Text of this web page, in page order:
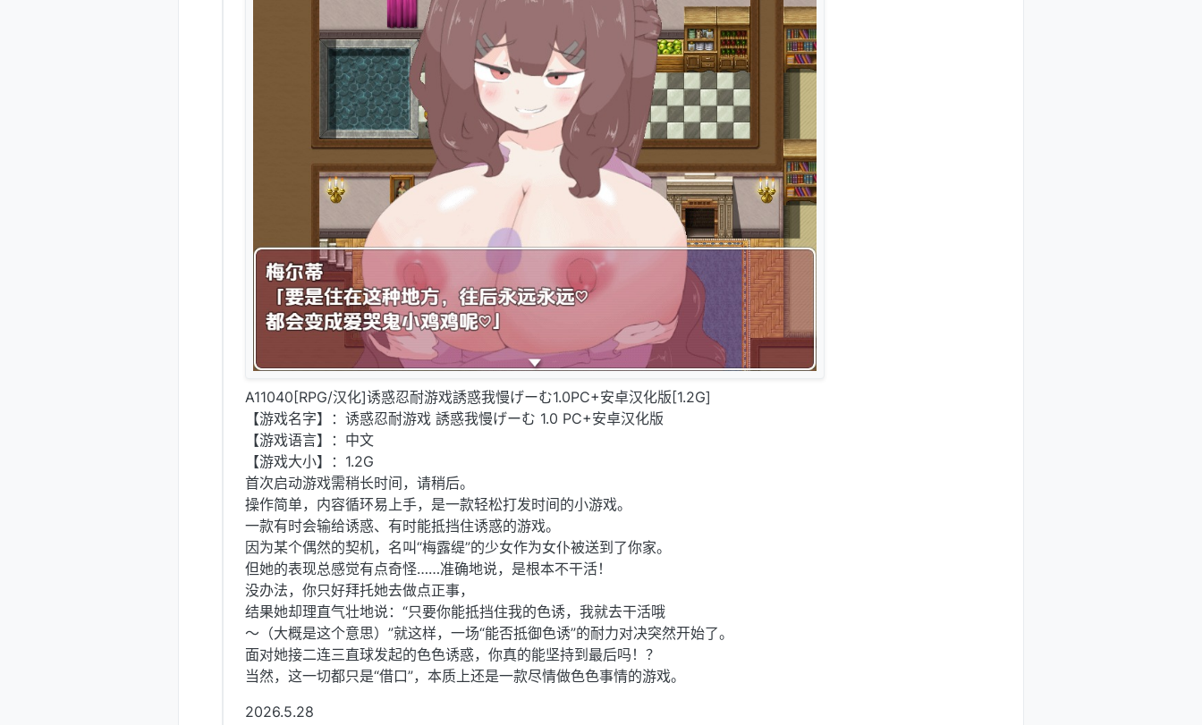
A11040[RPG/汉化]诱惑忍耐游戏誘惑我慢げーむ1.0PC+安卓汉化版[1.2G]
【游戏名字】：诱惑忍耐游戏 誘惑我慢げーむ 1.0 PC+安卓汉化版
【游戏语言】：中文
【游戏大小】：1.2G
首次启动游戏需稍长时间，请稍后。
操作简单，内容循环易上手，是一款轻松打发时间的小游戏。
一款有时会输给诱惑、有时能抵挡住诱惑的游戏。
因为某个偶然的契机，名叫“梅露缇”的少女作为女仆被送到了你家。
但她的表现总感觉有点奇怪……准确地说，是根本不干活！
没办法，你只好拜托她去做点正事，
结果她却理直气壮地说：“只要你能抵挡住我的色诱，我就去干活哦
～（大概是这个意思）”就这样，一场“能否抵御色诱”的耐力对决突然开始了。
面对她接二连三直球发起的色色诱惑，你真的能坚持到最后吗！？
当然，这一切都只是“借口”，本质上还是一款尽情做色色事情的游戏。
2026.5.28